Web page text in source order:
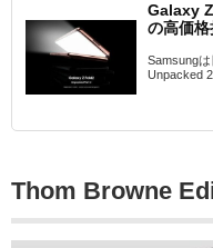
Galaxy
の高価格
Samsung
Unpacked
Thom Browne